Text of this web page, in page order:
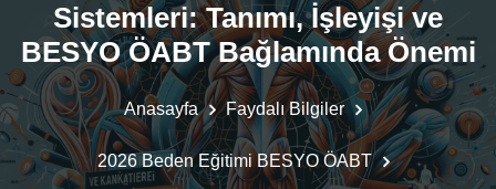
Sistemleri: Tanımı, İşleyişi ve
BESYO ÖABT Bağlamında Önemi
Anasayfa Faydalı Bilgiler
2026 Beden Eğitimi BESYO ÖABT